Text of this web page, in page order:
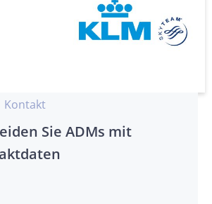
Kontakt
Sie ADMs mit